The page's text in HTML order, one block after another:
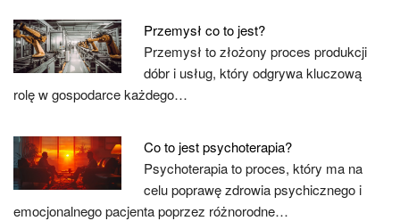
Przemysł co to jest?
Przemysł to złożony proces produkcji
dóbr i usług, który odgrywa kluczową
rolę w gospodarce każdego…
Co to jest psychoterapia?
Psychoterapia to proces, który ma na
celu poprawę zdrowia psychicznego i
emocjonalnego pacjenta poprzez różnorodne…